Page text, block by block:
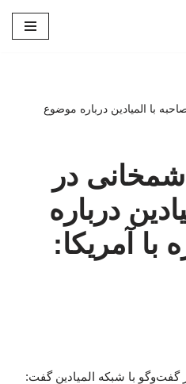
با المیادین درباره موضوع
شمخانی در
درباره
آمریکا:
با شبکه المیادین گفت: